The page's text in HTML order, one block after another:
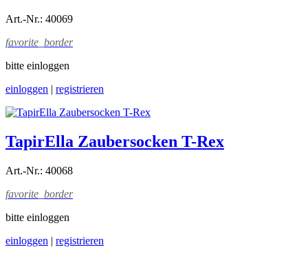
Art.-Nr.: 40069
favorite_border
bitte einloggen
einloggen | registrieren
TapirElla Zaubersocken T-Rex
Art.-Nr.: 40068
favorite_border
bitte einloggen
einloggen | registrieren